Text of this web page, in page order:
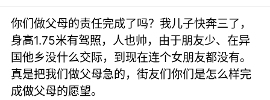
你们做父母的责任完成了吗？我儿子快奔三了，
身高1.75米有驾照，人也帅，由于朋友少、在异
国他乡没什么交际，到现在连个女朋友都没有。
真是把我们做父母急的，街友们你们是怎么样完
成做父母的愿望。